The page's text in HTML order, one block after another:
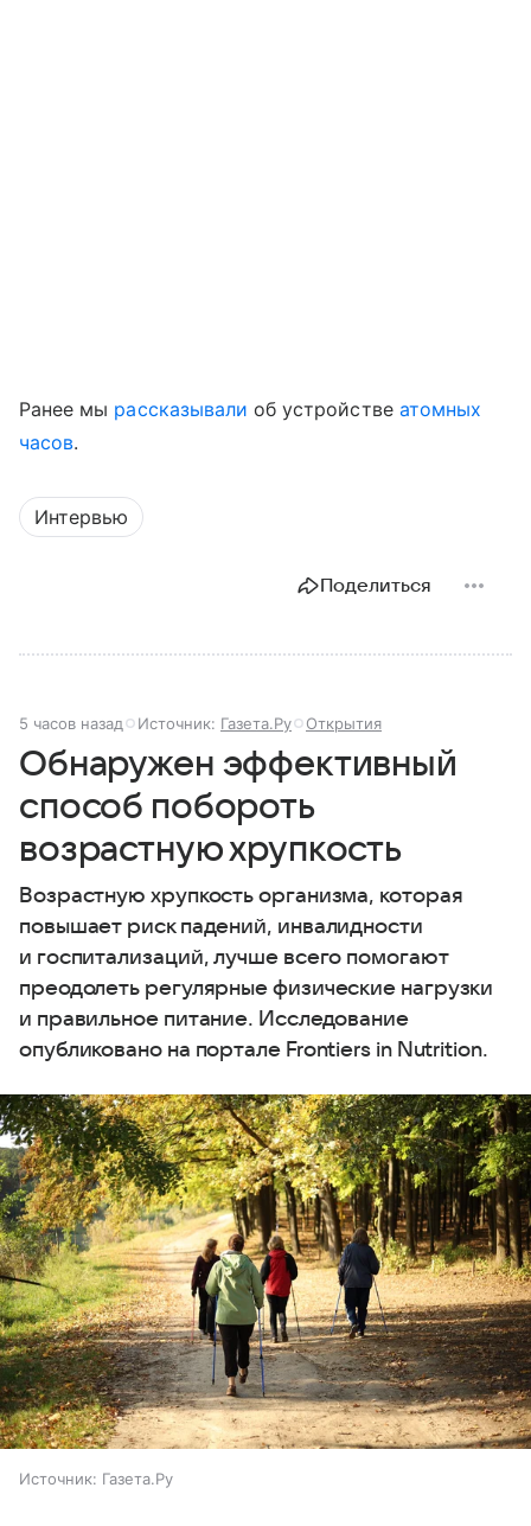
Ранее мы рассказывали об устройстве атомных
часов.
Интервью
Поделиться
5 часов назад Источник: Газета.Ру Открытия
Обнаружен эффективный
способ побороть
возрастную хрупкость
Возрастную хрупкость организма, которая
повышает риск падений, инвалидности
и госпитализаций, лучше всего помогают
преодолеть регулярные физические нагрузки
и правильное питание. Исследование
опубликовано на портале Frontiers in Nutrition.
Источник: Газета.Ру